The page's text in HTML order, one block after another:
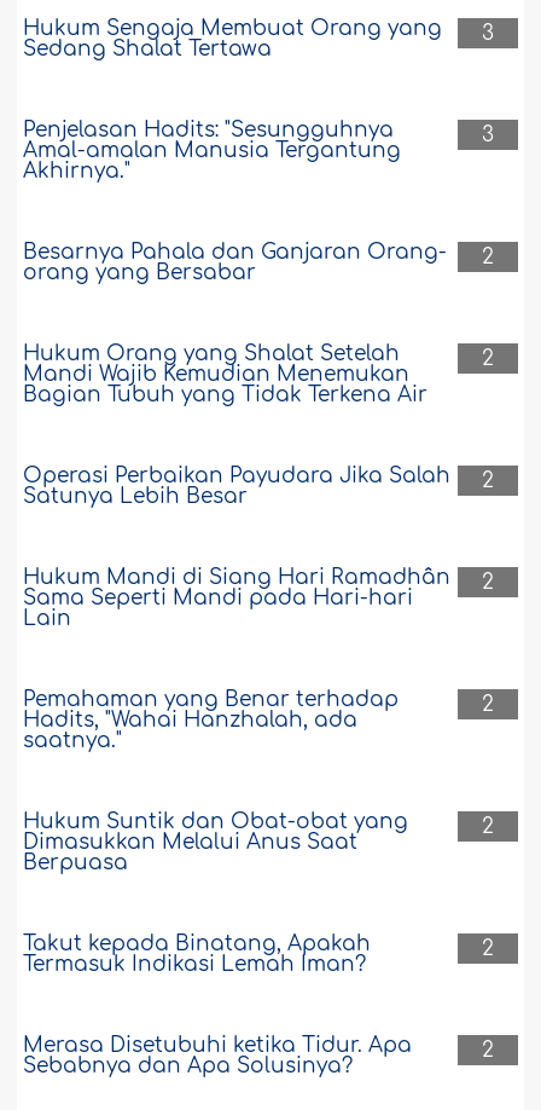
3
Hukum Sengaja Membuat Orang yang
Sedang Shalat Tertawa
3
Penjelasan Hadits: "Sesungguhnya
Amal-amalan Manusia Tergantung
Akhirnya."
2
Besarnya Pahala dan Ganjaran Orang-
orang yang Bersabar
2
Hukum Orang yang Shalat Setelah
Mandi Wajib Kemudian Menemukan
Bagian Tubuh yang Tidak Terkena Air
2
Operasi Perbaikan Payudara Jika Salah
Satunya Lebih Besar
2
Hukum Mandi di Siang Hari Ramadhân
Sama Seperti Mandi pada Hari-hari
Lain
2
Pemahaman yang Benar terhadap
Hadits, "Wahai Hanzhalah, ada
saatnya."
2
Hukum Suntik dan Obat-obat yang
Dimasukkan Melalui Anus Saat
Berpuasa
2
Takut kepada Binatang, Apakah
Termasuk Indikasi Lemah Iman?
2
Merasa Disetubuhi ketika Tidur. Apa
Sebabnya dan Apa Solusinya?